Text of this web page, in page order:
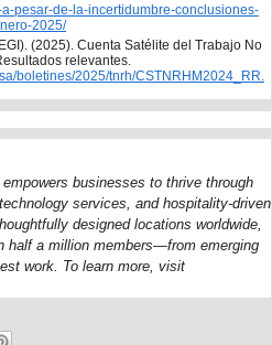
pesar-de-la-incertidumbre-conclusiones-
2025/
(2025). Cuenta Satélite del Trabajo No
boletines/2025/tnrh/CSTNRHM2024_RR.
businesses to thrive through
services, and hospitality-driven
designed locations worldwide,
half a million members—from emerging
work. To learn more, visit